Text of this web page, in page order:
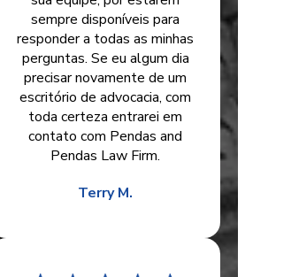
sempre disponíveis para
responder a todas as minhas
perguntas. Se eu algum dia
precisar novamente de um
escritório de advocacia, com
toda certeza entrarei em
contato com Pendas and
Pendas Law Firm.
Terry M.